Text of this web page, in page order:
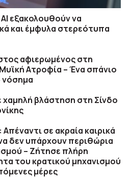
εξακολουθούν να
και έμφυλα στερεότυπα
αφιερωμένος στη
Ατροφία – Ένα σπάνιο
νόσημα
χαμηλή βλάστηση στη Σίνδο
σε ακραία καιρικά
δεν υπάρχουν περιθώρια
– Ζήτησε πλήρη
του κρατικού μηχανισμού
μέρες